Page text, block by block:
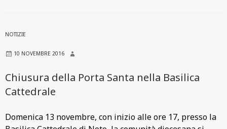
NOTIZIE
10 NOVEMBRE 2016
Chiusura della Porta Santa nella Basilica
Cattedrale
Domenica 13 novembre, con inizio alle ore 17, presso la